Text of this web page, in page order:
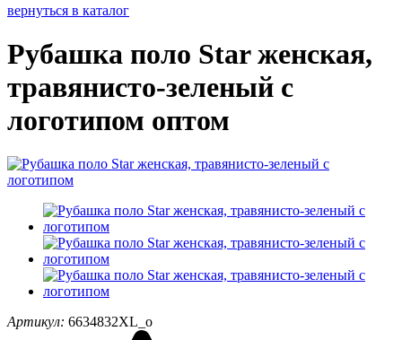
вернуться в каталог
Рубашка поло Star женская,
травянисто-зеленый с
логотипом оптом
Артикул: 6634832XL_o